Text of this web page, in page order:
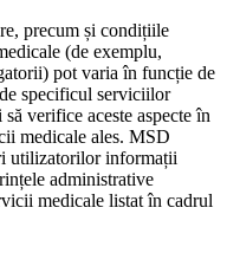
precum și condițiile
(de exemplu,
pot varia în funcție de
specificul serviciilor
verifice aceste aspecte în
medicale ales. MSD
utilizatorilor informații
administrative
medicale listat în cadrul